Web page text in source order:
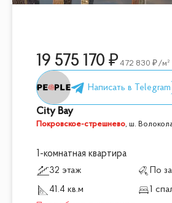
19 575 170 472 830 /м²
City Bay
Покровское-стрешнево,ш.
1-комнатная квартира
32 этаж
По
41.4 кв.м
1